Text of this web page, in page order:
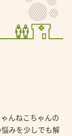
んねこちゃんの
みを少しでも解